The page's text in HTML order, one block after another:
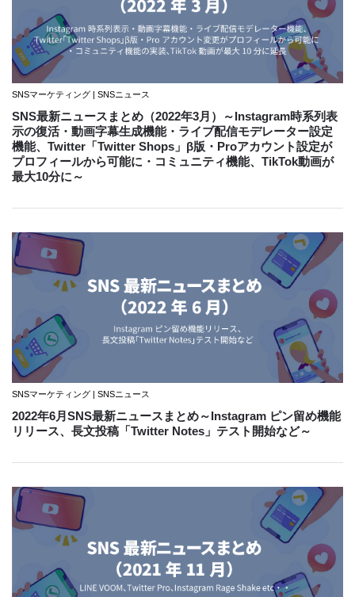
SNSマーケティング | SNSニュース
SNS最新ニュースまとめ（2022年3月）～Instagram時系列表
示の復活・動画字幕生成機能・ライブ配信モデレーター設定
機能、Twitter「Twitter Shops」β版・Proアカウント設定が
プロフィールから可能に・コミュニティ機能、TikTok動画が
最大10分に～
SNSマーケティング | SNSニュース
2022年6月SNS最新ニュースまとめ～Instagram ピン留め機能
リリース、長文投稿「Twitter Notes」テスト開始など～